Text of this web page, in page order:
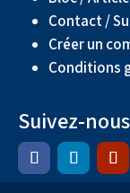
Contact /
Créer un
Conditions
Suivez-nous